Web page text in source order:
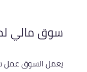
سوق مالي
يعمل السوق عمل